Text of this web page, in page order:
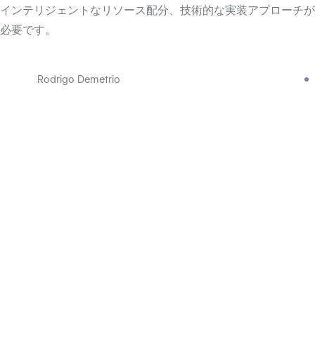
インテリジェントなリソース配分、技術的な実装アプローチが
必要です。
Rodrigo Demetrio